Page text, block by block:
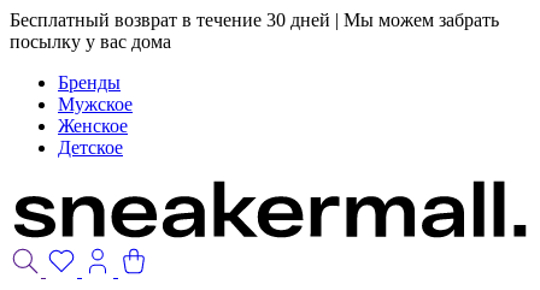
Бесплатный возврат в течение 30 дней | Мы можем забрать
посылку у вас дома
Бренды
Мужское
Женское
Детское